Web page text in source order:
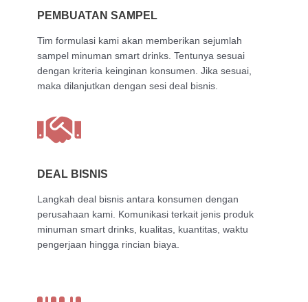
PEMBUATAN SAMPEL
Tim formulasi kami akan memberikan sejumlah
sampel minuman smart drinks. Tentunya sesuai
dengan kriteria keinginan konsumen. Jika sesuai,
maka dilanjutkan dengan sesi deal bisnis.
DEAL BISNIS
Langkah deal bisnis antara konsumen dengan
perusahaan kami. Komunikasi terkait jenis produk
minuman smart drinks, kualitas, kuantitas, waktu
pengerjaan hingga rincian biaya.